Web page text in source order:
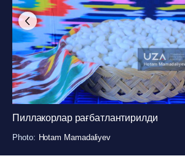
Пиллакорлар рағбатлантирилди
Photo: Hotam Mamadaliyev
Photo: Hotam Mamadaliyev
Photo: Hotam Mamadaliyev
Photo: Hotam Mamadaliyev
Photo: Hotam Mamadaliyev
Photo: Hotam Mamadaliyev
Photo: Hotam Mamadaliyev